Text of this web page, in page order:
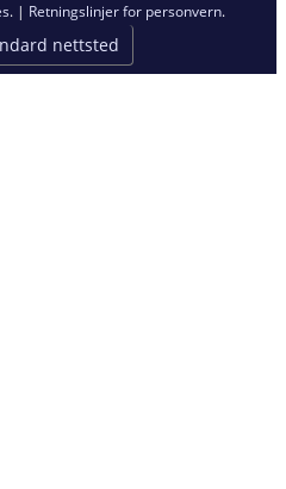
. | Retningslinjer for personvern.
nettsted